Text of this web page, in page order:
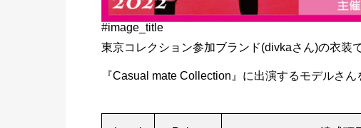
#image_title
東京コレクション参加ブランド(divkaさん)の衣装
『Casual mate Collection』に出演するモデルさん